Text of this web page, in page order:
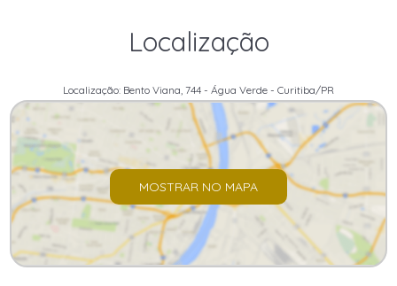
Localização
Localização: Bento Viana, 744 - Água Verde - Curitiba/PR
MOSTRAR NO MAPA